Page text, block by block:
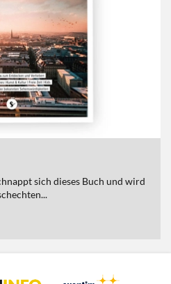
sich dieses Buch und wird